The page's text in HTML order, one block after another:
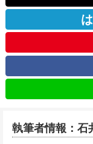
執筆者情報：石